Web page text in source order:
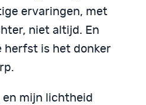
ervaringen, met
niet altijd. En
herfst is het donker
en mijn lichtheid